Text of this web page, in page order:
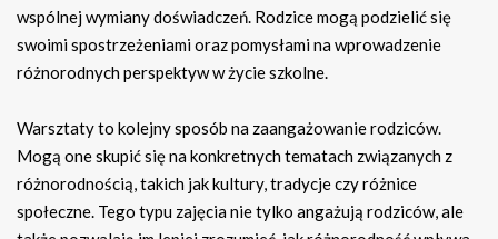
wspólnej wymiany doświadczeń. Rodzice mogą podzielić się
swoimi spostrzeżeniami oraz pomysłami na wprowadzenie
różnorodnych perspektyw w życie szkolne.
Warsztaty to kolejny sposób na zaangażowanie rodziców.
Mogą one skupić się na konkretnych tematach związanych z
różnorodnością, takich jak kultury, tradycje czy różnice
społeczne. Tego typu zajęcia nie tylko angażują rodziców, ale